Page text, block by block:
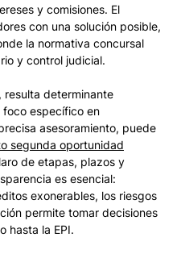
y comisiones. El
con una solución posible,
la normativa concursal
y control judicial.
resulta determinante
específico en
asesoramiento, puede
segunda oportunidad
de etapas, plazos y
es esencial:
exonerables, los riesgos
permite tomar decisiones
hasta la EPI.